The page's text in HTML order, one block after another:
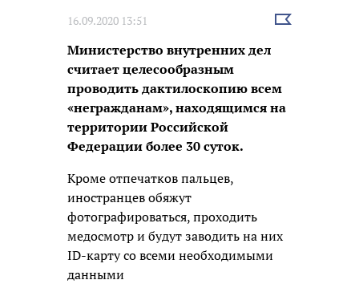
16.09.2020 13:51
Выбрать
Министерство внутренних дел
считает целесообразным
проводить дактилоскопию всем
«негражданам», находящимся на
территории Российской
Федерации более 30 суток.
Кроме отпечатков пальцев,
иностранцев обяжут
фотографироваться, проходить
медосмотр и будут заводить на них
ID-карту со всеми необходимыми
данными